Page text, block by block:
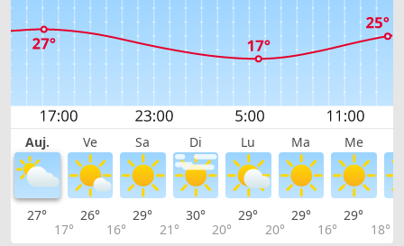
Auj. Ve Sa Di Lu Ma Me
27°
17°
26°
16°
29°
21°
30°
20°
29°
20°
29°
16°
29°
18°